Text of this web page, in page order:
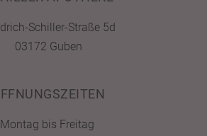
Schiller-Straße 5d
03172 Guben
Montag bis Freitag